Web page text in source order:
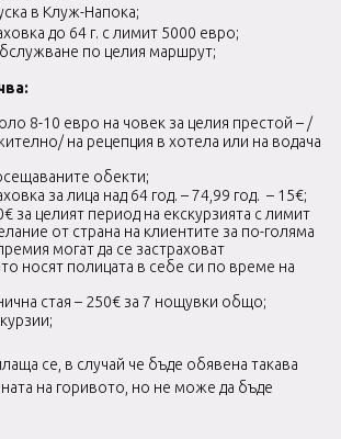
в Клуж-Напока;
до 64 г. с лимит 5000 евро;
по целия маршрут;
8-10 евро на човек за целия престой – /
на рецепция в хотела или на водача
обекти;
за лица над 64 год. – 74,99 год. – 15€;
за целият период на екскурзията с лимит
от страна на клиентите за по-голяма
могат да се застраховат
носят полицата в себе си по време на
стая – 250€ за 7 нощувки общо;
се, в случай че бъде обявена такава
на горивото, но не може да бъде